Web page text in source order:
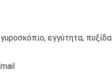
εγγύτητα, πυξίδα